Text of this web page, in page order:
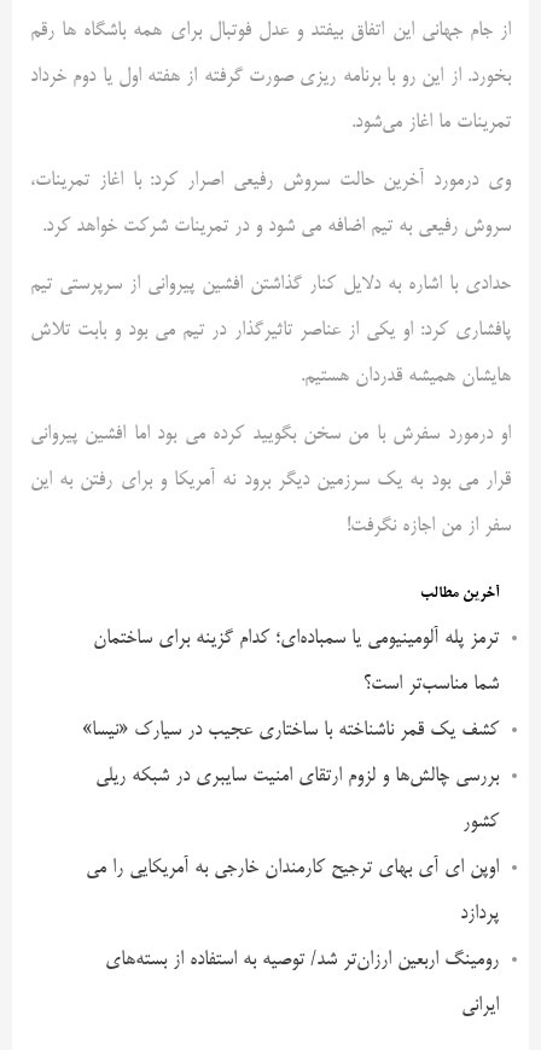
از جام جهانی این اتفاق بیفتد و عدل فوتبال برای همه باشگاه ها رقم
بخورد. از این رو با برنامه ریزی صورت گرفته از هفته اول یا دوم خرداد
تمرینات ما اغاز می‌شود.
وی درمورد آخرین حالت سروش رفیعی اصرار کرد: با اغاز تمرینات،
سروش رفیعی به تیم اضافه می شود و در تمرینات شرکت خواهد کرد.
حدادی با اشاره به دلایل کنار گذاشتن افشین پیروانی از سرپرستی تیم
پافشاری کرد: او یکی از عناصر تاثیرگذار در تیم می بود و بابت تلاش
هایشان همیشه قدردان هستیم.
او درمورد سفرش با من سخن بگویید کرده می بود اما افشین پیروانی
قرار می بود به یک سرزمین دیگر برود نه آمریکا و برای رفتن به این
سفر از من اجازه نگرفت!
آخرین مطالب
ترمز پله آلومینیومی یا سمباده‌ای؛ کدام گزینه برای ساختمان
شما مناسب‌تر است؟
کشف یک قمر ناشناخته با ساختاری عجیب در سیارک «نیسا»
بررسی چالش‌ها و لزوم ارتقای امنیت سایبری در شبکه ریلی
کشور
اوپن ای آی بهای ترجیح کارمندان خارجی به آمریکایی را می
پردازد
رومینگ اربعین ارزان‌تر شد/ توصیه به استفاده از بسته‌های
ایرانی